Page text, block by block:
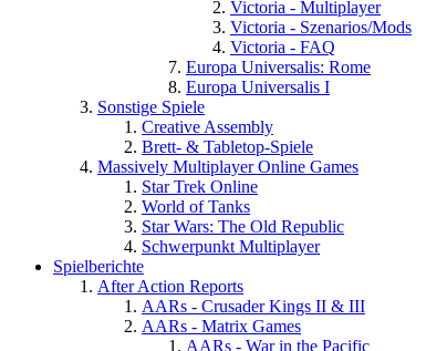
Victoria - Multiplayer
Victoria - Szenarios/Mods
Victoria - FAQ
Europa Universalis: Rome
Europa Universalis I
Sonstige Spiele
Creative Assembly
Brett- & Tabletop-Spiele
Massively Multiplayer Online Games
Star Trek Online
World of Tanks
Star Wars: The Old Republic
Schwerpunkt Multiplayer
Spielberichte
After Action Reports
AARs - Crusader Kings II & III
AARs - Matrix Games
AARs - War in the Pacific